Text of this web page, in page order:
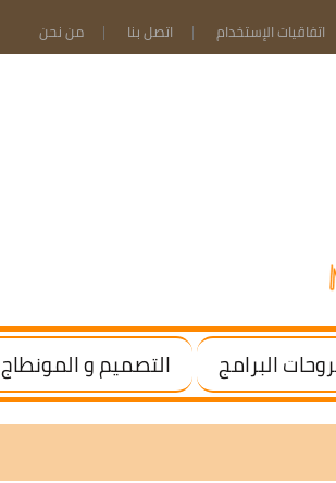
اتفاقيات الإستخدام اتصل بنا من نحن
البرامج التصميم و المونطاج